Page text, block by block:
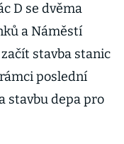
D se dvěma
a Náměstí
stavba stanic
poslední
stavbu depa pro